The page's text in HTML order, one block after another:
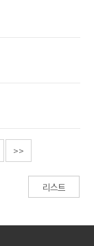
>>
리스트